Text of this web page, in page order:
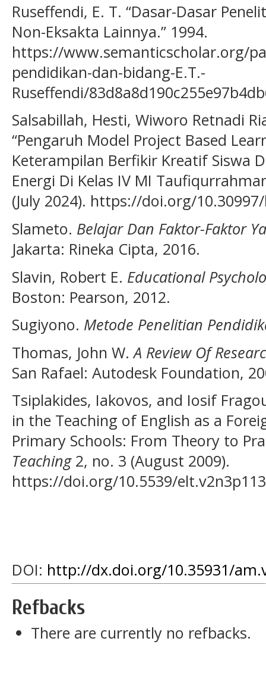
Ruseffendi, E. T. “Dasar-Dasar
Non-Eksakta Lainnya.” 1994.
https://www.semanticscholar.org/
pendidikan-dan-bidang-E.T.-
Ruseffendi/
Salsabillah, Hesti, Wiworo Retnadi
“Pengaruh Model Project Based
Keterampilan Berfikir Kreatif Siswa
Energi Di Kelas IV MI
(July 2024). https://doi.org/
Slameto. Belajar Dan Faktor-Faktor
Jakarta: Rineka Cipta, 2016.
Slavin, Robert E. Educational
Boston: Pearson, 2012.
Sugiyono. Metode Penelitian
Thomas, John W.A Review Of
San Rafael: Autodesk Foundation,
Tsiplakides, Iakovos, and Iosif
in the Teaching of English as a
Primary Schools: From Theory to
Teaching2, no. 3 (August 2009).
https://doi.org/10.5539/
DOI: http://dx.doi.org/10.35931/
Refbacks
There are currently no refbacks.